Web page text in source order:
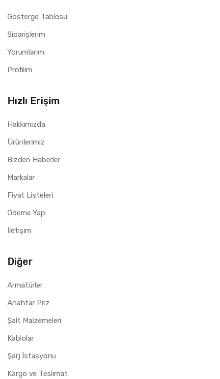
Gösterge Tablosu
Siparişlerim
Yorumlarım
Profilim
Hızlı Erişim
Hakkımızda
Ürünlerimiz
Bizden Haberler
Markalar
Fiyat Listeleri
Ödeme Yap
İletişim
Diğer
Armatürler
Anahtar Priz
Şalt Malzemeleri
Kablolar
Şarj İstasyonu
Kargo ve Teslimat